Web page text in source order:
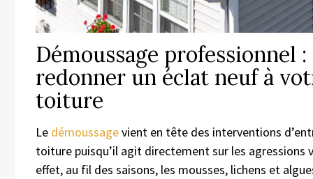
Démoussage professionnel :
redonner un éclat neuf à
toiture
Le démoussagevient en tête des interventions
toiture puisqu’il agit directement sur les agressions
effet, au fil des saisons, les mousses, lichens et